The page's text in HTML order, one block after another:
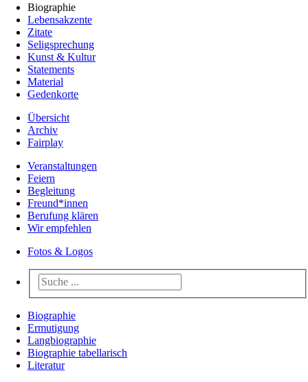
Biographie
Lebensakzente
Zitate
Seligsprechung
Kunst & Kultur
Statements
Material
Gedenkorte
Übersicht
Archiv
Fairplay
Veranstaltungen
Feiern
Begleitung
Freund*innen
Berufung klären
Wir empfehlen
Fotos & Logos
Biographie
Ermutigung
Langbiographie
Biographie tabellarisch
Literatur